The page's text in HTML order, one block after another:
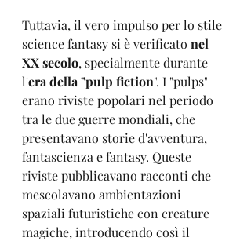
Tuttavia, il vero impulso per lo stile
science fantasy si è verificato nel
XX secolo, specialmente durante
l'era della "pulp fiction". I "pulps"
erano riviste popolari nel periodo
tra le due guerre mondiali, che
presentavano storie d'avventura,
fantascienza e fantasy. Queste
riviste pubblicavano racconti che
mescolavano ambientazioni
spaziali futuristiche con creature
magiche, introducendo così il